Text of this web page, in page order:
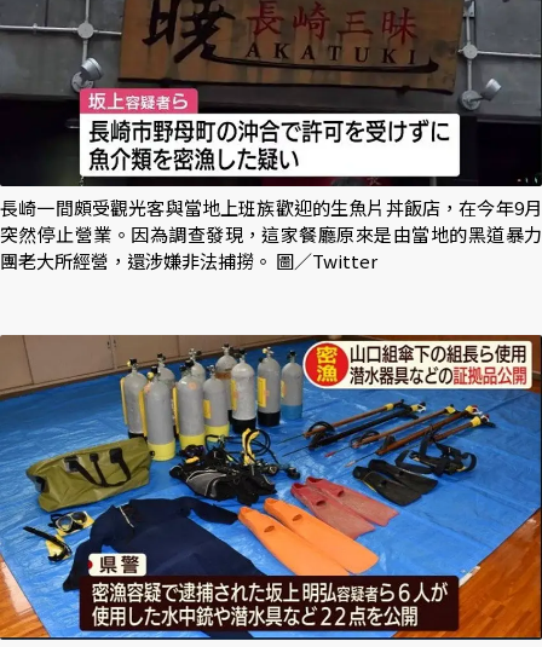
長崎一間頗受觀光客與當地上班族歡迎的生魚片丼飯店，在今年9月
突然停止營業。因為調查發現，這家餐廳原來是由當地的黑道暴力
團老大所經營，還涉嫌非法捕撈。 圖／Twitter